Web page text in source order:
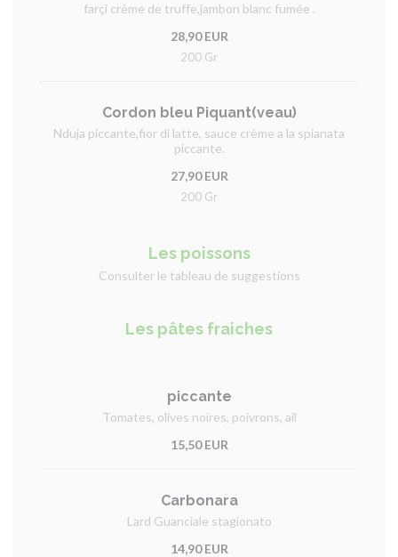
farçi crème de truffe,jambon blanc fumée .
28,90 EUR
200 Gr
Cordon bleu Piquant(veau)
Nduja piccante,fior di latte, sauce crème a la spianata
piccante.
27,90 EUR
200 Gr
Les poissons
Consulter le tableau de suggestions
Les pâtes fraiches
piccante
Tomates, olives noires, poivrons, ail
15,50 EUR
Carbonara
Lard Guanciale stagionato
14,90 EUR